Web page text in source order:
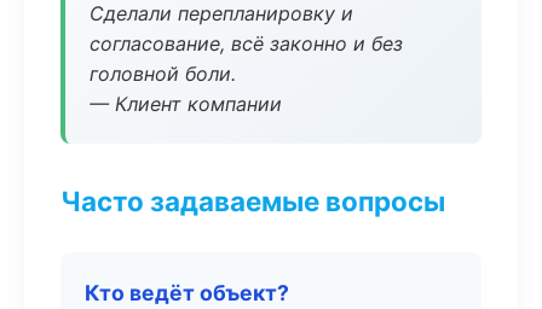
Сделали перепланировку и
согласование, всё законно и без
головной боли.
— Клиент компании
Часто задаваемые вопросы
Кто ведёт объект?